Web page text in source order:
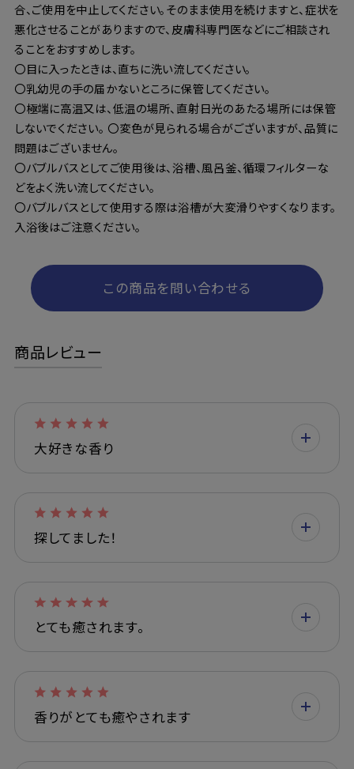
合、ご使用を中止してください。そのまま使用を続けますと、症状を
悪化させることがありますので、皮膚科専門医などにご相談され
ることをおすすめします。
〇目に入ったときは、直ちに洗い流してください。
〇乳幼児の手の届かないところに保管してください。
〇極端に高温又は、低温の場所、直射日光のあたる場所には保管
しないでください。 〇変色が見られる場合がございますが、品質に
問題はございません。
〇バブルバスとしてご使用後は、浴槽、風呂釜、循環フィルターな
どをよく洗い流してください。
〇バブルバスとして使用する際は浴槽が大変滑りやすくなります。
入浴後はご注意ください。
この商品を問い合わせる
商品レビュー
大好きな香り
探してました！
とても癒されます。
香りがとても癒やされます